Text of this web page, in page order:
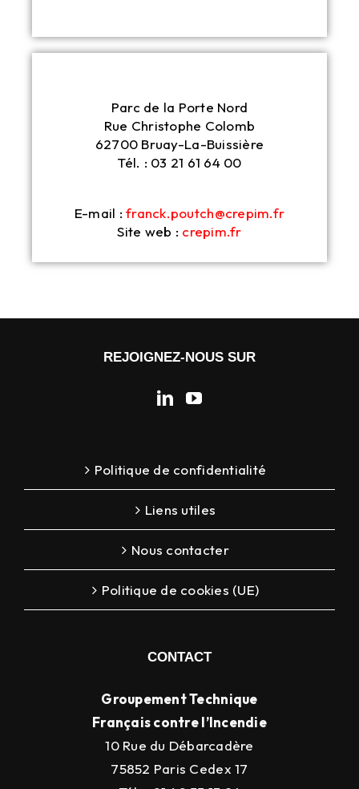
Parc de la Porte Nord
Rue Christophe Colomb
62700 Bruay-La-Buissière
Tél. : 03 21 61 64 00
E-mail :franck.poutch@crepim.fr
Site web : crepim.fr
REJOIGNEZ-NOUS SUR
Politique de confidentialité
Liens utiles
Nous contacter
Politique de cookies (UE)
CONTACT
Groupement Technique
Français contre l’Incendie
10 Rue du Débarcadère
75852 Paris Cedex 17